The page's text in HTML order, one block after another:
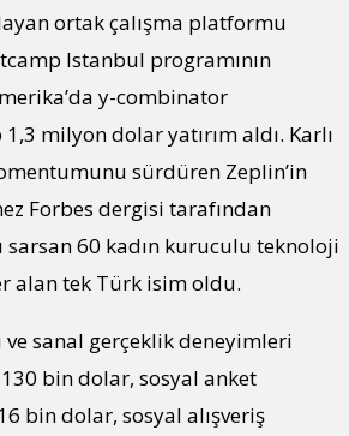
ortak çalışma platformu
Istanbul programının
y-combinator
milyon dolar yatırım aldı. Karlı
sürdüren Zeplin’in
Forbes dergisi tarafından
sarsan 60 kadın kuruculu teknoloji
alan tek Türk isim oldu.
sanal gerçeklik deneyimleri
bin dolar, sosyal anket
bin dolar, sosyal alışveriş